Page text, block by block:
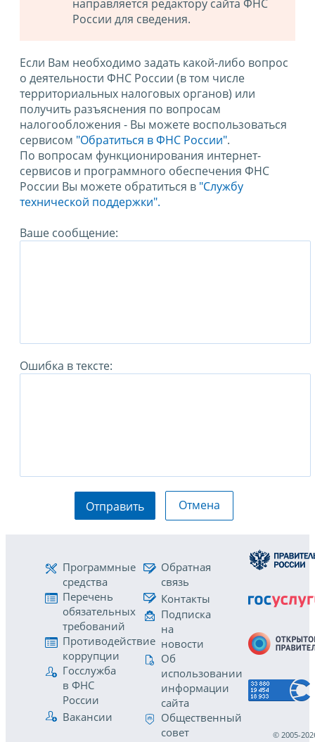
направляется редактору сайта ФНС
России для сведения.
Если Вам необходимо задать какой-либо вопрос
о деятельности ФНС России (в том числе
территориальных налоговых органов) или
получить разъяснения по вопросам
налогообложения - Вы можете воспользоваться
сервисом "Обратиться в ФНС России".
По вопросам функционирования интернет-
сервисов и программного обеспечения ФНС
России Вы можете обратиться в "Службу
технической поддержки".
Ваше сообщение:
Ошибка в тексте:
Отправить Отмена
Программные
средства
Перечень
обязательных
требований
Противодействие
коррупции
Госслужба
в ФНС
России
Вакансии
Обратная
связь
Контакты
Подписка
на
новости
Об
использовании
информации
сайта
Общественный
совет
© 2005-